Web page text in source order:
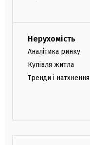
Нерухомість
Аналітика ринку
Купівля житла
Тренди і натхнення